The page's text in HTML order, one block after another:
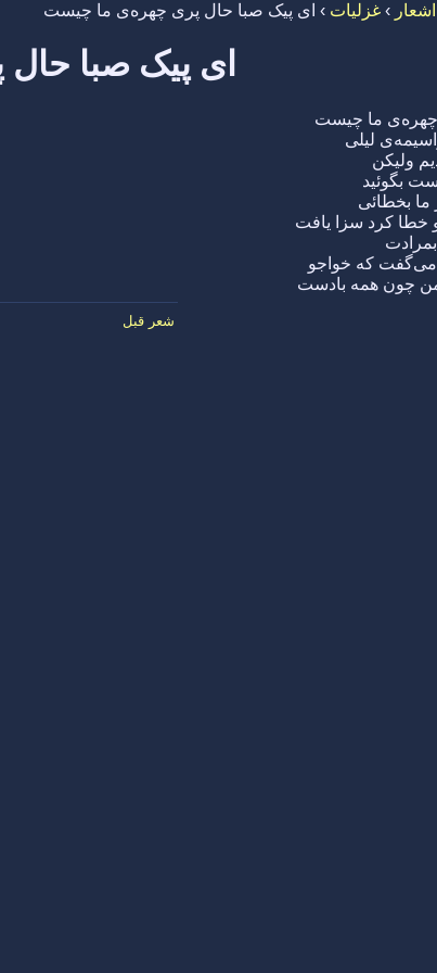
› غزلیات › ای پیک صبا حال پری چهره‌ی ما چیست
ای پیک صبا
چهره‌ی ما چیست
لیلی
ولیکن
بگوئید
ما بخطائی
کرد سزا یافت
که خواجو
چون همه بادست
شعر قبل